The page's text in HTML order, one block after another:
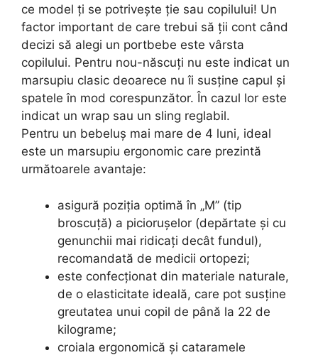
ce model ți se potrivește ție sau copilului! Un
factor important de care trebui să ții cont când
decizi să alegi un portbebe este vârsta
copilului. Pentru nou-născuți nu este indicat un
marsupiu clasic deoarece nu îi susține capul și
spatele în mod corespunzător. În cazul lor este
indicat un wrap sau un sling reglabil.
Pentru un bebeluș mai mare de 4 luni, ideal
este un marsupiu ergonomic care prezintă
următoarele avantaje:
asigură poziția optimă în „M” (tip
broscuță) a piciorușelor (depărtate și cu
genunchii mai ridicați decât fundul),
recomandată de medicii ortopezi;
este confecționat din materiale naturale,
de o elasticitate ideală, care pot susține
greutatea unui copil de până la 22 de
kilograme;
croiala ergonomică și cataramele